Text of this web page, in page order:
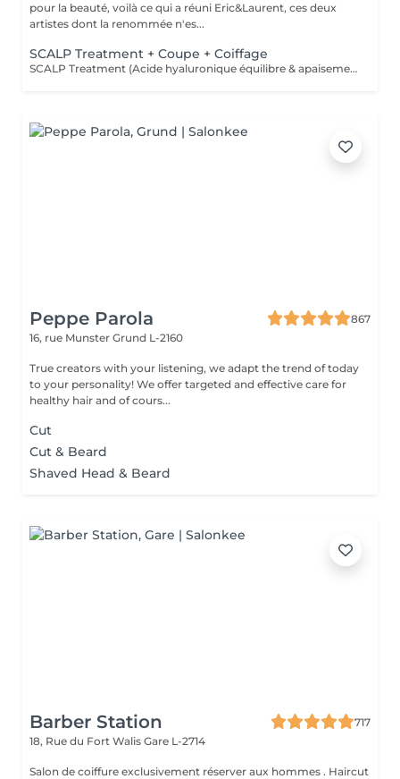
pour la beauté, voilà ce qui a réuni Eric&Laurent, ces deux
artistes dont la renommée n'es...
SCALP Treatment + Coupe + Coiffage
SCALP Treatment (Acide hyaluronique équilibre & apaisement) Pour rééquilibrer et purifier le cuir chevelu. Idéal en cas de démangeaisons, pellicules, sécheresse ou excès de sébum. -Apaise le cuir chevelu -Purifie en douceur -Rééquilibre la barrière protectrice naturelle -Favorise un environnement sain pour la pousse
Peppe Parola
867
16, rue Munster Grund L-2160
True creators with your listening, we adapt the trend of today
to your personality! We offer targeted and effective care for
healthy hair and of cours...
Cut
Cut & Beard
Shaved Head & Beard
Barber Station
717
18, Rue du Fort Walis Gare L-2714
Salon de coiffure exclusivement réserver aux hommes . Haircut